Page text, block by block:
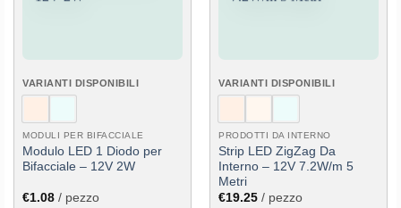
VARIANTI DISPONIBILI
MODULI PER BIFACCIALE
Modulo LED 1 Diodo per
Bifacciale – 12V 2W
€1.08 / pezzo
VARIANTI DISPONIBILI
PRODOTTI DA INTERNO
Strip LED ZigZag Da
Interno – 12V 7.2W/m 5
Metri
€19.25 / pezzo